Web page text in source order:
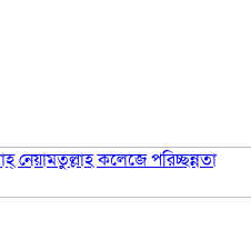
নেয়ামতুল্লাহ কলেজে পরিচ্ছন্নতা